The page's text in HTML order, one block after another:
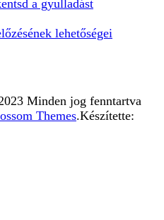
a gyulladást
lehetőségei
Minden jog fenntartva
Themes.Készítette: